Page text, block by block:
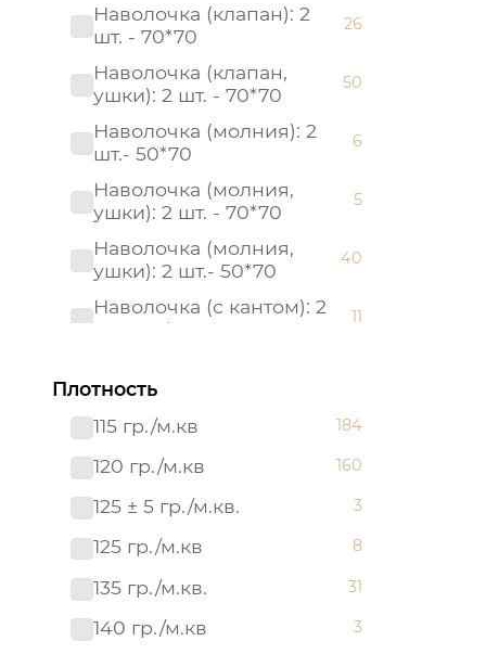
Наволочка (клапан): 2
шт. - 70*70
26
Наволочка (клапан,
ушки): 2 шт. - 70*70
50
Наволочка (молния): 2
шт.- 50*70
6
Наволочка (молния,
ушки): 2 шт. - 70*70
5
Наволочка (молния,
ушки): 2 шт.- 50*70
40
Наволочка (с кантом): 2
шт. - 50*70
11
шт. - 70*70
Наволочка: 1 шт. - 40*60 17
Наволочка: 2 шт.- 50*70 6
Наволочка: 2 шт.- 70*70 6
Пододеяльник (молния):
40
Пододеяльник (молния):
1 шт. - 215*175
Плотность
115 гр./м.кв
184
120 гр./м.кв 160
125 ± 5 гр./м.кв. 3
125 гр./м.кв 8
135 гр./м.кв. 31
140 гр./м.кв 3